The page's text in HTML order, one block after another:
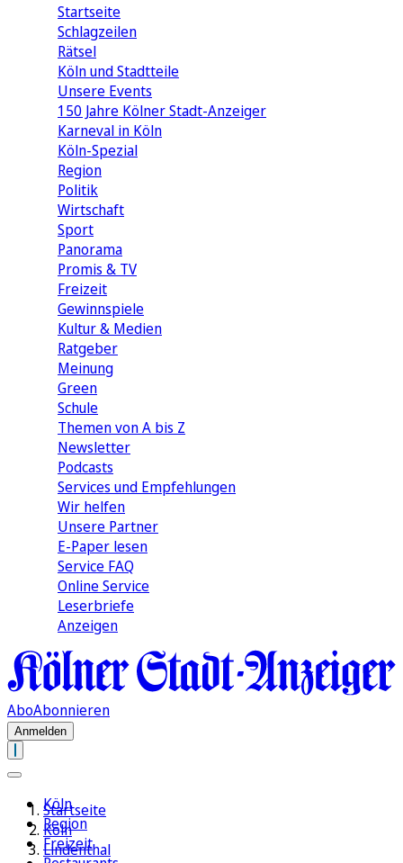
Startseite
Schlagzeilen
Rätsel
Köln und Stadtteile
Unsere Events
150 Jahre Kölner Stadt-Anzeiger
Karneval in Köln
Köln-Spezial
Region
Politik
Wirtschaft
Sport
Panorama
Promis & TV
Freizeit
Gewinnspiele
Kultur & Medien
Ratgeber
Meinung
Green
Schule
Themen von A bis Z
Newsletter
Podcasts
Services und Empfehlungen
Wir helfen
Unsere Partner
E-Paper lesen
Service FAQ
Online Service
Leserbriefe
Anzeigen
AboAbonnieren
Anmelden
Köln
Region
Freizeit
Startseite
Köln
Lindenthal